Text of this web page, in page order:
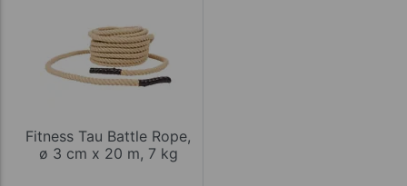
Fitness Tau Battle Rope,
ø 3 cm x 20 m, 7 kg